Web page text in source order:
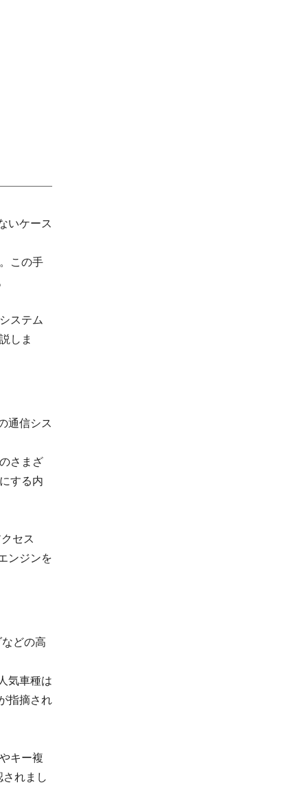
いケース
この手
ステム
しま
通信シス
さまざ
する内
セス
ンジンを
どの高
気車種は
指摘され
キー複
れまし